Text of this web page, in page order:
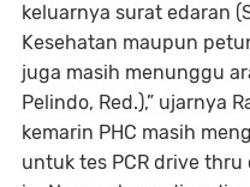
keluarnya surat edaran
Kesehatan maupun
juga masih menunggu
Pelindo, Red.),” ujarnya
kemarin PHC masih
untuk tes PCR drive